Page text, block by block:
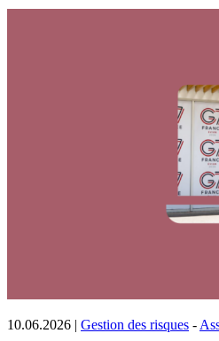
10.06.2026 | Gestion des risques -